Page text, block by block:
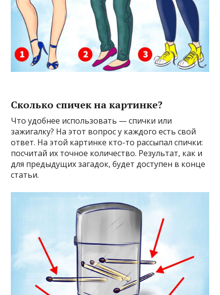
Сколько спичек на картинке?
Что удобнее использовать — спички или
зажигалку? На этот вопрос у каждого есть свой
ответ. На этой картинке кто-то рассыпал спички:
посчитай их точное количество. Результат, как и
для предыдущих загадок, будет доступен в конце
статьи.